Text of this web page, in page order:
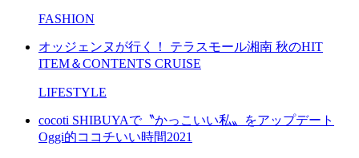
FASHION
オッジェンヌが行く！ テラスモール湘南 秋のHIT
ITEM＆CONTENTS CRUISE
LIFESTYLE
cocoti SHIBUYAで〝かっこいい私〟をアップデート
Oggi的ココチいい時間2021